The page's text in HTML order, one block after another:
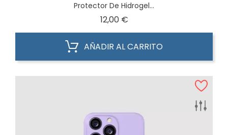
Protector De Hidrogel...
12,00 €Precio
AÑADIR AL CARRITO